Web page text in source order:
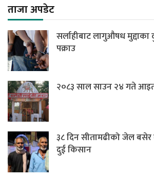
ताजा अपडेट
सर्लाहीबाट लागुऔषध मुद्दाका
पक्राउ
२०८३ साल साउन २४ गते
३८ दिन सीतामढीको जेल
दुई किसान